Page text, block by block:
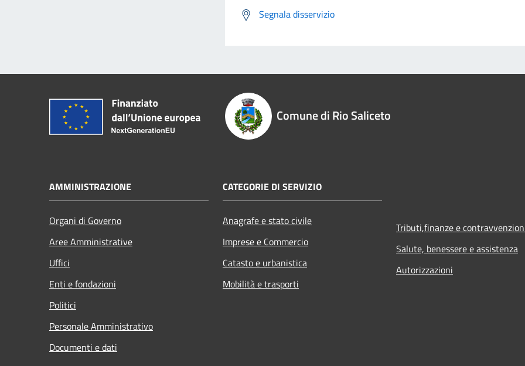
Segnala disservizio
Comune di Rio Saliceto
AMMINISTRAZIONE
Organi di Governo
Aree Amministrative
Uffici
Enti e fondazioni
Politici
Personale Amministrativo
Documenti e dati
CATEGORIE DI SERVIZIO
Anagrafe e stato civile
Imprese e Commercio
Catasto e urbanistica
Mobilità e trasporti
Tributi,finanze e
Salute, benessere e assistenza
Autorizzazioni